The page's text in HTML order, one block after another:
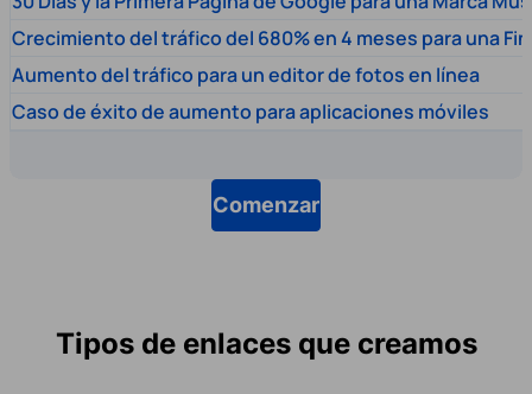
Crecimiento del tráfico del 680% en 4 meses para una
Aumento del tráfico para un editor de fotos en línea
Caso de éxito de aumento para aplicaciones móviles
Comenzar
Tipos de enlaces que creamos